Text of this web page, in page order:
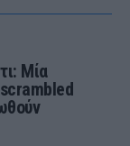
Μία
scrambled